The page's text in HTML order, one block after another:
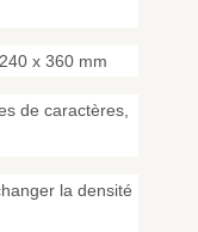
x 360 mm
de caractères,
la densité